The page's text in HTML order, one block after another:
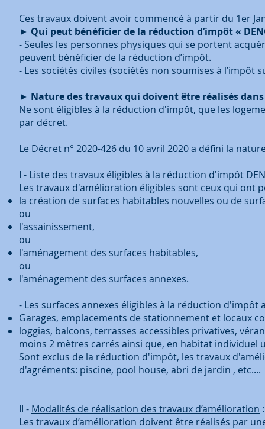
Ces travaux doivent avoir commencé à partir du 1er
► Qui peut bénéficier de la réduction d’impôt «
- Seules les personnes physiques qui se portent
peuvent bénéficier de la réduction d’impôt.
- Les sociétés civiles (sociétés non soumises à
► Nature des travaux qui doivent être réalisés
Ne sont éligibles à la réduction d'impôt, que les
par décret.
Le Décret n° 2020-426 du 10 avril 2020 a défini la
I - Liste des travaux éligibles à la réduction d'impôt
Les travaux d'amélioration éligibles sont ceux qui ont
la création de surfaces habitables nouvelles ou de
ou
l'assainissement,
ou
l'aménagement des surfaces habitables,
ou
l'aménagement des surfaces annexes.
- Les surfaces annexes éligibles à la réduction
Garages, emplacements de stationnement et locaux
loggias, balcons, terrasses accessibles privatives,
moins 2 mètres carrés ainsi que, en habitat
Sont exclus de la réduction d'impôt, les travaux
d'agréments: piscine, pool house, abri de jardin , etc....
II - Modalités de réalisation des travaux d’amélioration
Les travaux d’amélioration doivent être réalisés par